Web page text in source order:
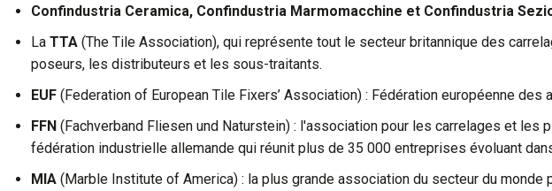
Confindustria Ceramica, Confindustria Marmomacchine et Confindustria
La TTA (The Tile Association), qui représente tout le secteur britannique des
poseurs, les distributeurs et les sous-traitants.
EUF (Federation of European Tile Fixers’ Association) : Fédération européenne
FFN (Fachverband Fliesen und Naturstein) : l'association pour les carrelages et
fédération industrielle allemande qui réunit plus de 35 000 entreprises évoluant
MIA (Marble Institute of America) : la plus grande association du secteur du